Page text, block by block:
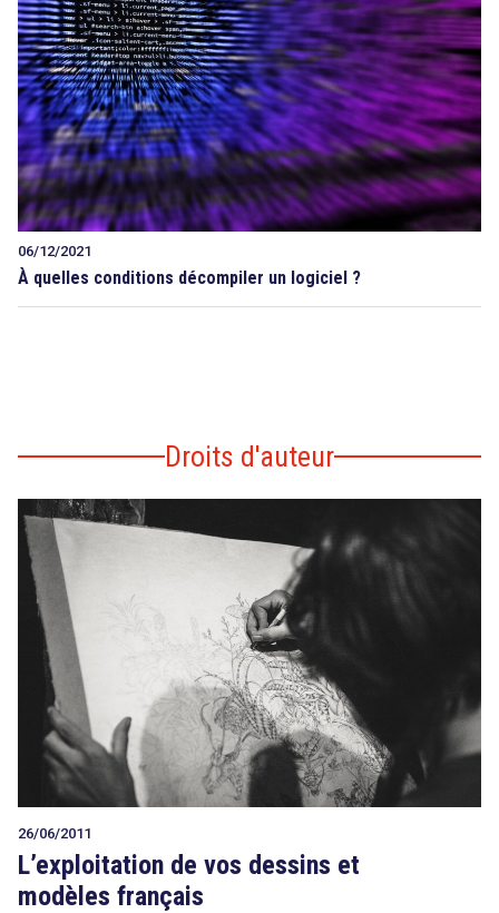
06/12/2021
À quelles conditions décompiler un logiciel ?
Droits d'auteur
26/06/2011
L’exploitation de vos dessins et
modèles français